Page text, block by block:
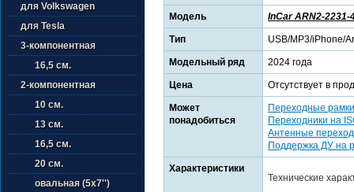
для Volkswagen
для Tesla
3-компонентная
16,5 см.
2-компонентная
10 см.
13 см.
16,5 см.
20 см.
овальная (5х7'')
Модель InCar ARN2-2231-
Тип USB/MP3/iPhone/
Модельный ряд 2024 года
Цена Отсутствует в
Может
понадобиться
Переходные рамки
Переходники на
Антенные
Поддержка ДУ на
Характеристики
Технические